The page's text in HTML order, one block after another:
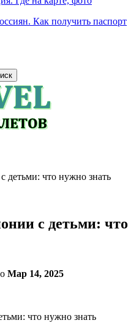
Как получить паспорт
детьми: что нужно знать
с детьми: что
Мар 14, 2025